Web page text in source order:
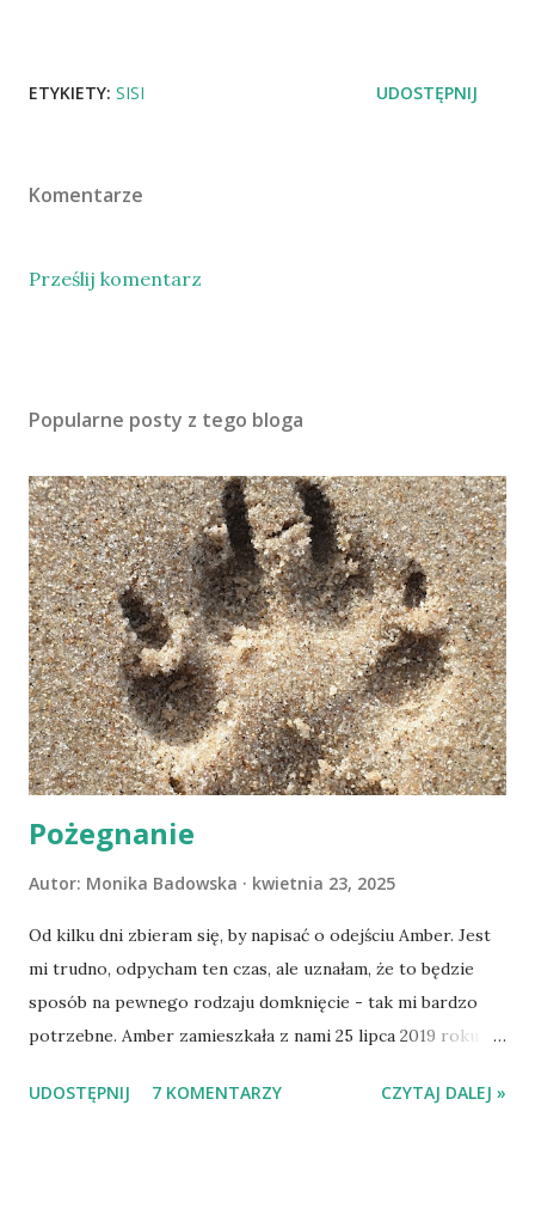
ETYKIETY: SISI UDOSTĘPNIJ
Komentarze
Prześlij komentarz
Popularne posty z tego bloga
Pożegnanie
Autor: Monika Badowska kwietnia 23, 2025
Od kilku dni zbieram się, by napisać o odejściu Amber. Jest
mi trudno, odpycham ten czas, ale uznałam, że to będzie
sposób na pewnego rodzaju domknięcie - tak mi bardzo
potrzebne. Amber zamieszkała z nami 25 lipca 2019 roku.
Mazowieckim, pojechaliśmy na wizytę zapoznawczą, a kilka
UDOSTĘPNIJ 7 KOMENTARZY CZYTAJ DALEJ »